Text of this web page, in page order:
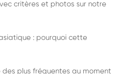
critères et photos sur notre
: pourquoi cette
plus fréquentes au moment